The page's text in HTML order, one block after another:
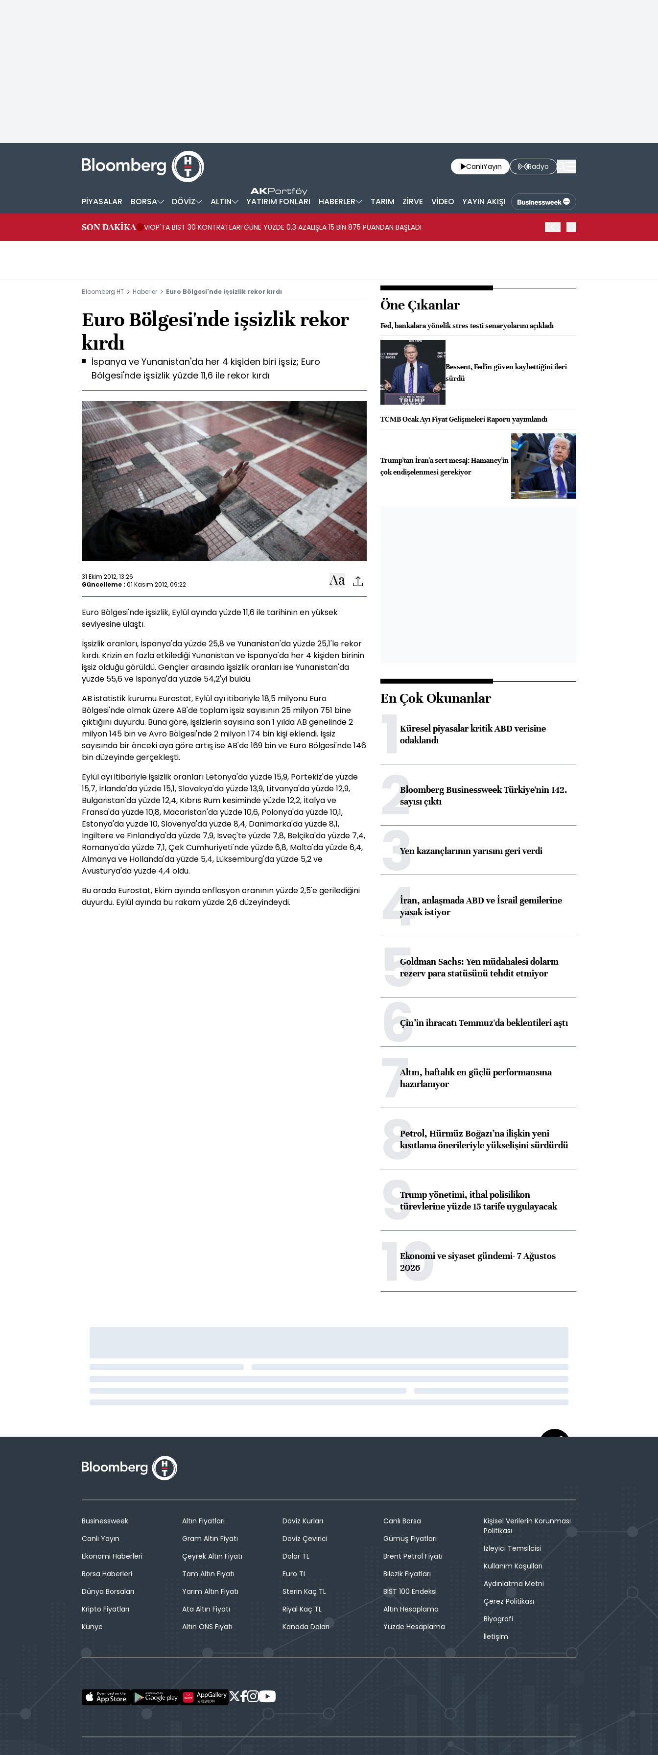
CanlıYayın Radyo
PİYASALAR BORSA DÖVİZ ALTIN YATIRIM FONLARI HABERLER TARIM ZİRVE VİDEO YAYIN AKIŞI
SON DAKİKA VİOP'TA BIST 30 KONTRATLARI GÜNE YÜZDE 0,3 AZALIŞLA 15 BİN 875 PUANDAN BAŞLADI
Bloomberg HT Haberler Euro Bölgesi'nde işsizlik rekor kırdı
Euro Bölgesi'nde işsizlik rekor
kırdı
İspanya ve Yunanistan'da her 4 kişiden biri işsiz; Euro
Bölgesi'nde işsizlik yüzde 11,6 ile rekor kırdı
31 Ekim 2012, 13:26
Güncelleme : 01 Kasım 2012, 09:22
Euro Bölgesi'nde işsizlik, Eylül ayında yüzde 11,6 ile tarihinin en yüksek
seviyesine ulaştı.
İşsizlik oranları, İspanya'da yüzde 25,8 ve Yunanistan'da yüzde 25,1'le rekor
kırdı. Krizin en fazla etkilediği Yunanistan ve İspanya'da her 4 kişiden birinin
işsiz olduğu görüldü. Gençler arasında işsizlik oranları ise Yunanistan'da
yüzde 55,6 ve İspanya'da yüzde 54,2'yi buldu.
AB istatistik kurumu Eurostat, Eylül ayı itibariyle 18,5 milyonu Euro
Bölgesi'nde olmak üzere AB'de toplam işsiz sayısının 25 milyon 751 bine
çıktığını duyurdu. Buna göre, işsizlerin sayısına son 1 yılda AB genelinde 2
milyon 145 bin ve Avro Bölgesi'nde 2 milyon 174 bin kişi eklendi. İşsiz
sayısında bir önceki aya göre artış ise AB'de 169 bin ve Euro Bölgesi'nde 146
bin düzeyinde gerçekleşti.
Eylül ayı itibariyle işsizlik oranları Letonya'da yüzde 15,9, Portekiz'de yüzde
15,7, İrlanda'da yüzde 15,1, Slovakya'da yüzde 13,9, Litvanya'da yüzde 12,9,
Bulgaristan'da yüzde 12,4, Kıbrıs Rum kesiminde yüzde 12,2, İtalya ve
Fransa'da yüzde 10,8, Macaristan'da yüzde 10,6, Polonya'da yüzde 10,1,
Estonya'da yüzde 10, Slovenya'da yüzde 8,4, Danimarka'da yüzde 8,1,
İngiltere ve Finlandiya'da yüzde 7,9, İsveç'te yüzde 7,8, Belçika'da yüzde 7,4,
Romanya'da yüzde 7,1, Çek Cumhuriyeti'nde yüzde 6,8, Malta'da yüzde 6,4,
Almanya ve Hollanda'da yüzde 5,4, Lüksemburg'da yüzde 5,2 ve
Avusturya'da yüzde 4,4 oldu.
Bu arada Eurostat, Ekim ayında enflasyon oranının yüzde 2,5'e gerilediğini
duyurdu. Eylül ayında bu rakam yüzde 2,6 düzeyindeydi.
Öne Çıkanlar
Fed, bankalara yönelik stres testi senaryolarını açıkladı
Bessent, Fed'in güven kaybettiğini ileri
sürdü
TCMB Ocak Ayı Fiyat Gelişmeleri Raporu yayımlandı
Trump'tan İran'a sert mesaj: Hamaney'in
çok endişelenmesi gerekiyor
En Çok Okunanlar
1Küresel piyasalar kritik ABD verisine
odaklandı
2Bloomberg Businessweek Türkiye'nin 142.
sayısı çıktı
3Yen kazançlarının yarısını geri verdi
4İran, anlaşmada ABD ve İsrail gemilerine
yasak istiyor
5Goldman Sachs: Yen müdahalesi doların
rezerv para statüsünü tehdit etmiyor
6Çin’in ihracatı Temmuz'da beklentileri aştı
7Altın, haftalık en güçlü performansına
hazırlanıyor
8Petrol, Hürmüz Boğazı’na ilişkin yeni
kısıtlama önerileriyle yükselişini sürdürdü
9Trump yönetimi, ithal polisilikon
türevlerine yüzde 15 tarife uygulayacak
10
Ekonomi ve siyaset gündemi- 7 Ağustos
2026
Businessweek
Canlı Yayın
Ekonomi Haberleri
Borsa Haberleri
Dünya Borsaları
Kripto Fiyatları
Künye
Altın Fiyatları
Gram Altın Fiyatı
Çeyrek Altın Fiyatı
Tam Altın Fiyatı
Yarım Altın Fiyatı
Ata Altın Fiyatı
Altın ONS Fiyatı
Döviz Kurları
Döviz Çevirici
Dolar TL
Euro TL
Sterin Kaç TL
Riyal Kaç TL
Kanada Doları
Canlı Borsa
Gümüş Fiyatları
Brent Petrol Fiyatı
Bilezik Fiyatları
BIST 100 Endeksi
Altın Hesaplama
Yüzde Hesaplama
Kişisel Verilerin Korunması
Politikası
İzleyici Temsilcisi
Kullanım Koşulları
Aydınlatma Metni
Çerez Politikası
Biyografi
İletişim